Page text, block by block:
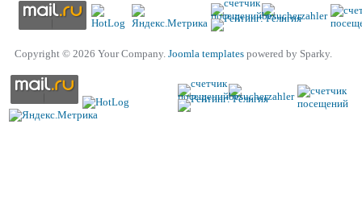
Copyright © 2026 Your Company. Joomla templates powered by Sparky.